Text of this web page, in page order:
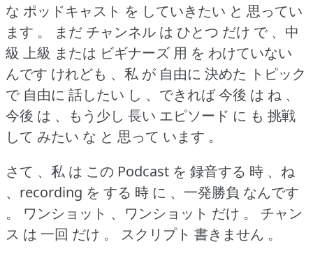
な ポッドキャスト を していきたい と 思ってい
ます 。
まだ チャンネル は ひとつ だけ で 、中
級 上級 または ビギナーズ 用 を わけていない
んです けれども 、私 が 自由に 決めた トピック
で 自由に 話したい し 、できれば 今後 は ね 、
今後 は 、もう少し 長い エピソード に も 挑戦
して みたい な と 思って います 。
さて 、私 は この Podcast を 録音する 時 、ね
、recording を する 時 に 、一発勝負 なんです
。
ワンショット 、ワンショット だけ 。
チャン
ス は 一回 だけ 。
スクリプト 書きません 。